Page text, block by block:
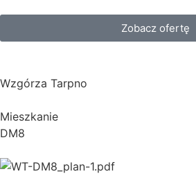
Zobacz ofertę
Wzgórza Tarpno
Mieszkanie
DM8